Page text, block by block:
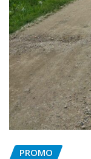
PROMO